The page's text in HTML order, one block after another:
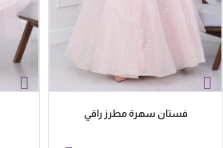
فستان سهرة مطرز راقي